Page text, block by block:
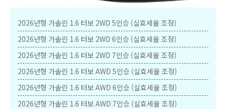
2026년형 가솔린 1.6 터보 2WD 5인승 (실효세율 조정)
2026년형 가솔린 1.6 터보 2WD 6인승 (실효세율 조정)
2026년형 가솔린 1.6 터보 2WD 7인승 (실효세율 조정)
2026년형 가솔린 1.6 터보 AWD 5인승 (실효세율 조정)
2026년형 가솔린 1.6 터보 AWD 6인승 (실효세율 조정)
2026년형 가솔린 1.6 터보 AWD 7인승 (실효세율 조정)